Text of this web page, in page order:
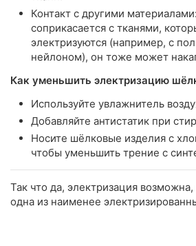
Контакт с другими
соприкасается с тканями,
электризуются (например, с
нейлоном), он тоже может
Как уменьшить электризацию
Используйте увлажнитель
Добавляйте антистатик при
Носите шёлковые изделия с
чтобы уменьшить трение с
Так что да, электризация
одна из наименее